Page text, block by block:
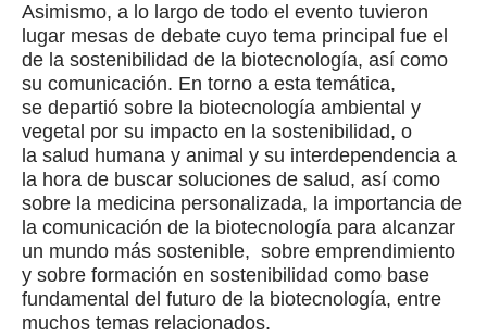
Asimismo, a lo largo de todo el evento tuvieron
lugar mesas de debate cuyo tema principal fue el
de la sostenibilidad de la biotecnología, así como
su comunicación. En torno a esta temática,
se departió sobre la biotecnología ambiental y
vegetal por su impacto en la sostenibilidad, o
la salud humana y animal y su interdependencia a
la hora de buscar soluciones de salud, así como
sobre la medicina personalizada, la importancia de
la comunicación de la biotecnología para alcanzar
un mundo más sostenible, sobre emprendimiento
y sobre formación en sostenibilidad como base
fundamental del futuro de la biotecnología, entre
muchos temas relacionados.